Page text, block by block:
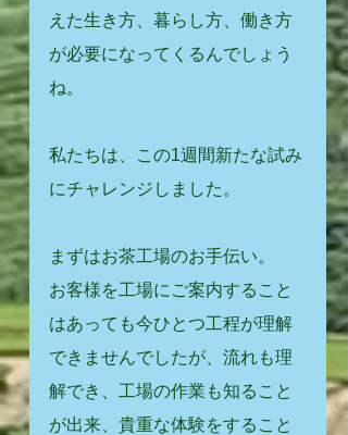
えた生き方、暮らし方、働き方
が必要になってくるんでしょう
ね。
私たちは、この1週間新たな試み
にチャレンジしました。
まずはお茶工場のお手伝い。
お客様を工場にご案内すること
はあっても今ひとつ工程が理解
できませんでしたが、流れも理
解でき、工場の作業も知ること
が出来、貴重な体験をすること